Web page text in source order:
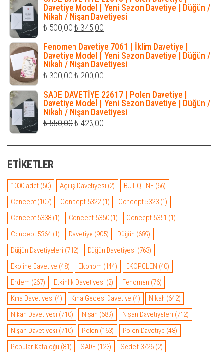
₺ 1.950,00.
Davetiye Model | Yeni Sezon Davetiye | Düğün /
Nikah / Nişan Davetiyesi
₺500,00Orijinal
₺ 500,00.
₺ 345,00
fiyat:
₺ 345,00.
Fenomen Davetiye 7061 | İklim Davetiye |
Davetiye Model | Yeni Sezon Davetiye | Düğün /
Nikah / Nişan Davetiyesi
₺300,00Orijinal
fiyat:
₺ 300,00.
₺ 200,00
fiyat:
₺ 200,00.
SADE DAVETİYE 22617 | Polen Davetiye |
Davetiye Model | Yeni Sezon Davetiye | Düğün /
Nikah / Nişan Davetiyesi
₺550,00Orijinal
₺ 423,00
ETIKETLER
1000 adet (50) Açılış Davetiyesi (2) BUTIQLINE (66)
Concept (107) Concept 5322(1) Concept 5323 (1)
Concept 5338 (1) Concept 5350 (1) Concept 5351 (1)
Concept 5364 (1) Davetiye (905) Düğün (689)
Düğün Davetiyeleri (712) Düğün Davetiyesi (763)
Ekoline Davetiye (48) Ekonom (144) EKOPOLEN (40)
Erdem (267) Etkinlik Davetiyesi (2) Fenomen (76)
Kına Davetiyesi (4) Kına Gecesi Davetiye (4) Nikah (642)
Nikah Davetiyesi (710) Nişan (689) Nişan Davetiyeleri (712)
Nişan Davetiyesi (710) Polen (163) Polen Davetiye (48)
Popular Kataloğu (81) SADE (123) Sedef 3726 (2)